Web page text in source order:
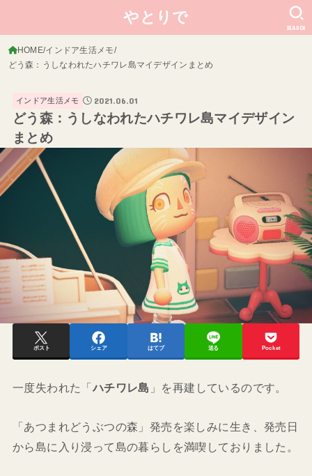
やとりで
SEARCH
HOME インドア生活メモ
どう森：うしなわれたハチワレ島マイデザインまとめ
インドア生活メモ 2021.06.01
どう森：うしなわれたハチワレ島マイデザイン
まとめ
ポスト シェア はてブ 送る Pocket
一度失われた「ハチワレ島 」を再建しているのです。
「あつまれどうぶつの森」発売を楽しみに生き、発売日
から島に入り浸って島の暮らしを満喫しておりました。